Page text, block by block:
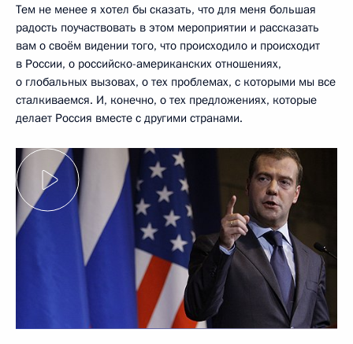
Тем не менее я хотел бы сказать, что для меня большая
радость поучаствовать в этом мероприятии и рассказать
вам о своём видении того, что происходило и происходит
в России, о российско-американских отношениях,
о глобальных вызовах, о тех проблемах, с которыми мы все
сталкиваемся. И, конечно, о тех предложениях, которые
делает Россия вместе с другими странами.